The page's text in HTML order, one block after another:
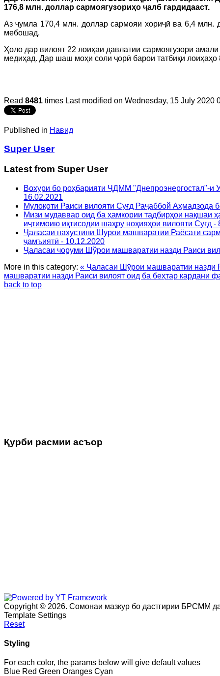
176,8 млн. доллар сармоягузориҳо ҷалб гардидааст.
Аз ҷумла 170,4 млн. доллар сармояи хориҷӣ ва 6,4 млн.
мебошад.
Ҳоло дар вилоят 22 лоиҳаи давлатии сармоягузорӣ
медиҳад. Дар шаш моҳи соли ҷорӣ барои татбиқи лоиҳаҳо
Read 8481 times Last modified on Wednesday, 15 July 2020
Published in Навид
Super User
Latest from Super User
Вохури бо роҳбарияти ҶДММ "Днепроэнергостал"-и
16.02.2021
Мулоқоти Раиси вилояти Суғд Раҷаббой Аҳмадзода
Мизи мудаввар оид ба ҳамкории тадбирҳои нақшаи
иҷтимоию иқтисодии шаҳру ноҳияҳои вилояти Суғд -
Ҷаласаи нахустини Шӯрои машваратии Раёсати
ҷамъиятӣ - 10.12.2020
Ҷаласаи чоруми Шўрои машваратии назди Раиси
More in this category: « Ҷаласаи Шӯрои машваратии назди
машваратии назди Раиси вилоят оид ба беҳтар кардани
back to top
Қурби расмии асъор
Copyright © 2026. Сомонаи мазкур бо дастгирии БРСММ
Template Settings
Reset
Styling
For each color, the params below will give default values
Blue Red Green Oranges Cyan